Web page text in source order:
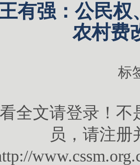
有强：公民
农村费
标
全文请登录！不
员，请注册